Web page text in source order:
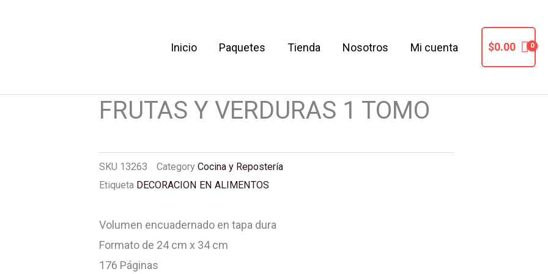
Inicio Paquetes Tienda Nosotros Mi cuenta $0.00
FRUTAS Y VERDURAS 1 TOMO
SKU 13263 Category Cocina y Repostería
Etiqueta DECORACION EN ALIMENTOS
Volumen encuadernado en tapa dura
Formato de 24 cm x 34 cm
176 Páginas